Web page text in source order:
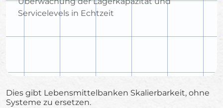
Servicelevels in Echtzeit
Dies gibt Lebensmittelbanken Skalierbarkeit, ohne
Systeme zu ersetzen.